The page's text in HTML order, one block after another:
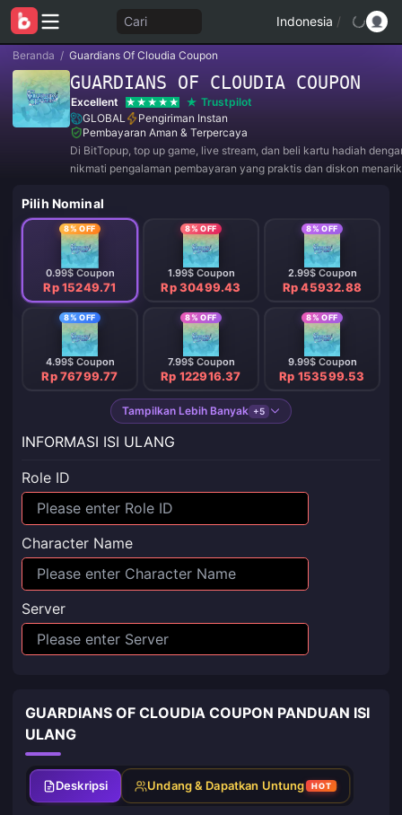
Cari Indonesia /
Beranda / Guardians Of Cloudia Coupon
GUARDIANS OF CLOUDIA COUPON
Excellent
Trustpilot
GLOBAL
Pengiriman Instan
Pembayaran Aman & Terpercaya
Di BitTopup, top up game, live stream, dan beli kartu hadiah
nikmati pengalaman pembayaran yang praktis dan diskon
Pilih Nominal
8% OFF
0.99$ Coupon
Rp 15249.71
8% OFF
1.99$ Coupon
Rp 30499.43
8% OFF
2.99$ Coupon
Rp 45932.88
8% OFF
4.99$ Coupon
Rp 76799.77
8% OFF
7.99$ Coupon
Rp 122916.37
8% OFF
9.99$ Coupon
Rp 153599.53
Tampilkan Lebih Banyak +5
INFORMASI ISI ULANG
Role ID
Character Name
Server
GUARDIANS OF CLOUDIA COUPON PANDUAN ISI
ULANG
Deskripsi Undang & Dapatkan Untung HOT